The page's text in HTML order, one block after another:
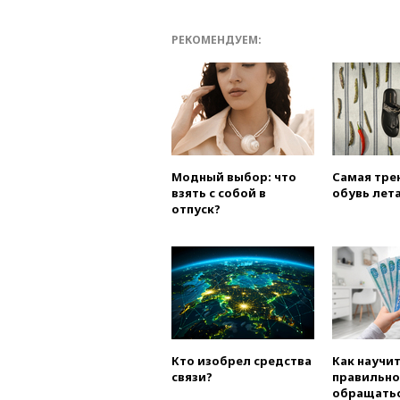
РЕКОМЕНДУЕМ:
Модный выбор: что
взять с собой в
отпуск?
Самая
обувь
Кто изобрел средства
связи?
Как
правильно